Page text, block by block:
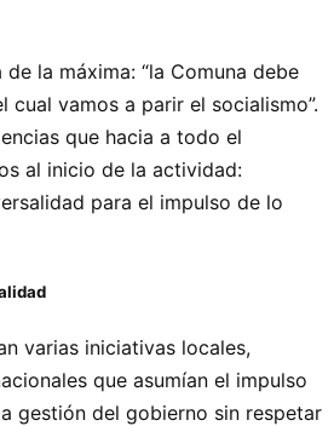
la máxima: “la Comuna debe
cual vamos a parir el socialismo”.
que hacia a todo el
al inicio de la actividad:
para el impulso de lo
varias iniciativas locales,
que asumían el impulso
gestión del gobierno sin respetar